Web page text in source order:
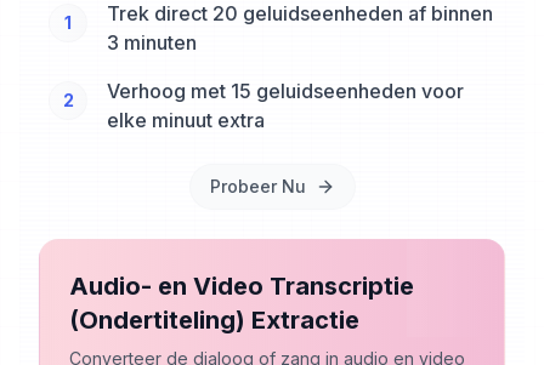
1
Trek direct 20 geluidseenheden af binnen
3 minuten
2
Verhoog met 15 geluidseenheden voor
elke minuut extra
Probeer Nu
Audio- en Video Transcriptie
(Ondertiteling) Extractie
Converteer de dialoog of zang in audio en video